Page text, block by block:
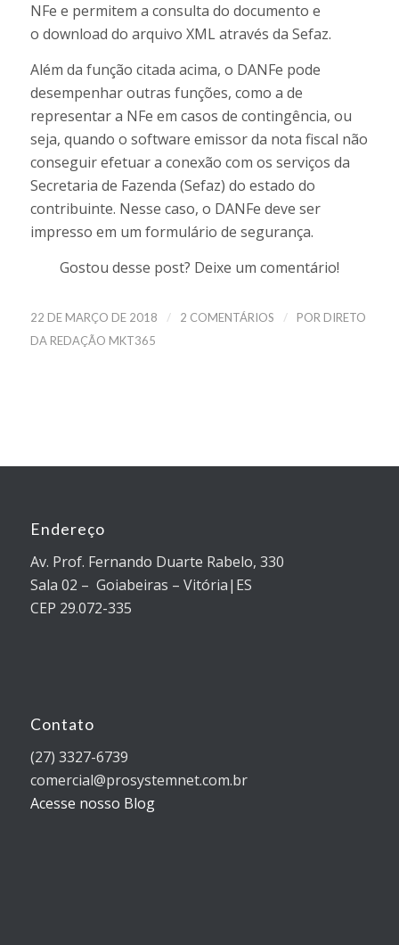
NFe e permitem a consulta do documento e
o download do arquivo XML através da Sefaz.
Além da função citada acima, o DANFe pode
desempenhar outras funções, como a de
representar a NFe em casos de contingência, ou
seja, quando o software emissor da nota fiscal não
conseguir efetuar a conexão com os serviços da
Secretaria de Fazenda (Sefaz) do estado do
contribuinte. Nesse caso, o DANFe deve ser
impresso em um formulário de segurança.
Gostou desse post? Deixe um comentário!
22 DE MARÇO DE 2018 / 2 COMENTÁRIOS / POR DIRETO
DA REDAÇÃO MKT365
Endereço
Av. Prof. Fernando Duarte Rabelo, 330
Sala 02 – Goiabeiras – Vitória|ES
CEP 29.072-335
Contato
(27) 3327-6739
comercial@prosystemnet.com.br
Acesse nosso Blog